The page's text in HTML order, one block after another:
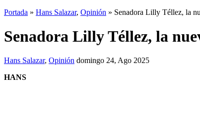
Portada » Hans Salazar, Opinión » Senadora Lilly Téllez, la
Senadora Lilly Téllez, la
Hans Salazar, Opinión domingo 24, Ago 2025
HANS